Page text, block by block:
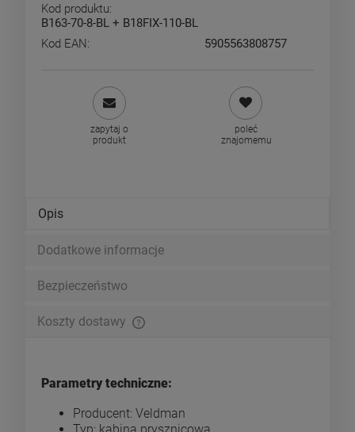
Kod produktu:
B163-70-8-BL + B18FIX-110-BL
Kod EAN:
5905563808757
zapytaj o
produkt
poleć
znajomemu
Opis
Dodatkowe informacje
Bezpieczeństwo
Koszty dostawy
Parametry techniczne:
Producent: Veldman